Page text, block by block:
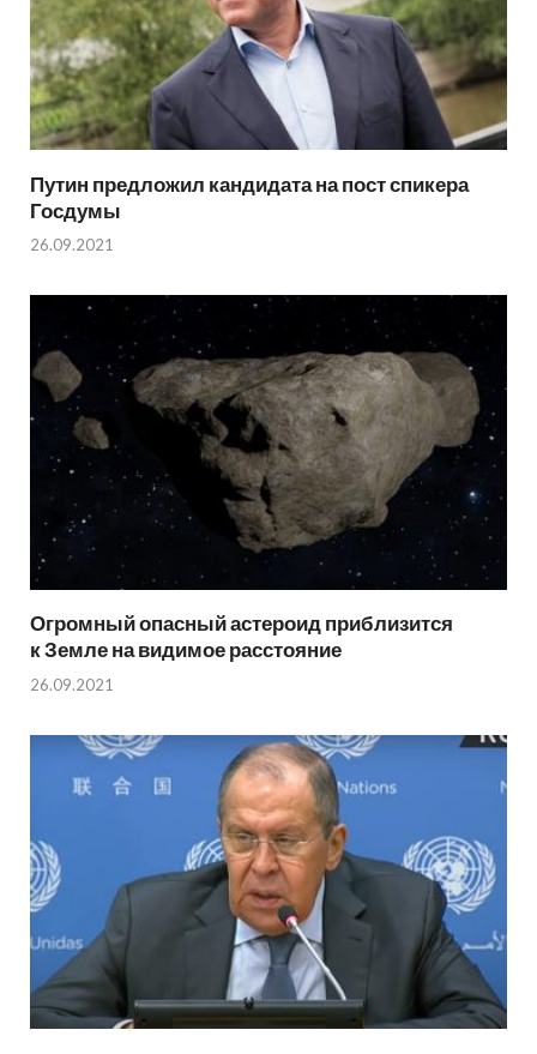
Путин предложил кандидата на пост спикера
Госдумы
26.09.2021
Огромный опасный астероид приблизится
к Земле на видимое расстояние
26.09.2021